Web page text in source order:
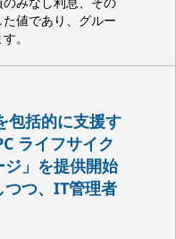
値であり、グルー
。
包括的に支援す
ライフサイク
」を提供開始
つつ、IT管理者